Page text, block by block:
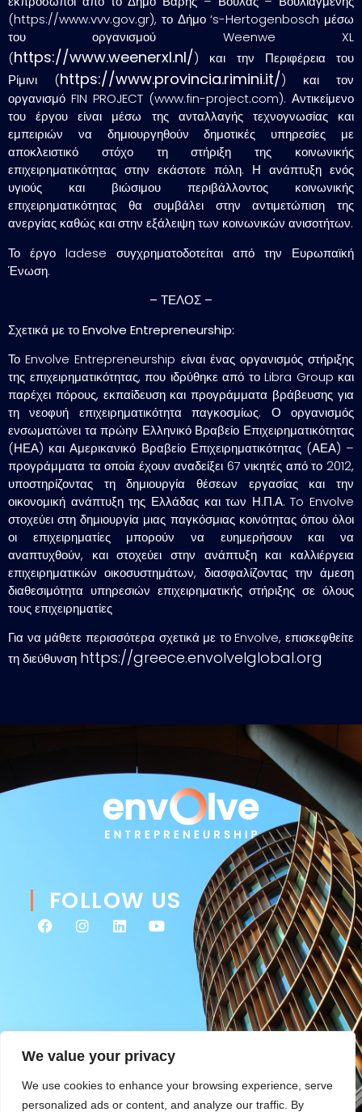
We value your privacy
We use cookies to enhance your browsing experience, serve
personalized ads or content, and analyze our traffic. By
(https://www.vvv.gov.gr), το Δήμο ‘s-Hertogenbosch μέσω
του οργανισμού Weenwe XL
(https://www.weenerxl.nl/) και την Περιφέρεια του
Ρίμινι (https://www.provincia.rimini.it/) και τον
οργανισμό FIN PROJECT (www.fin-project.com). Αντικείμενο
του έργου είναι μέσω της ανταλλαγής τεχνογνωσίας και
εμπειριών να δημιουργηθούν δημοτικές υπηρεσίες με
αποκλειστικό στόχο τη στήριξη της κοινωνικής
επιχειρηματικότητας στην εκάστοτε πόλη. Η ανάπτυξη ενός
υγιούς και βιώσιμου περιβάλλοντος κοινωνικής
επιχειρηματικότητας θα συμβάλει στην αντιμετώπιση της
ανεργίας καθώς και στην εξάλειψη των κοινωνικών ανισοτήτων.
Το έργο ladese συγχρηματοδοτείται από την Ευρωπαϊκή
Ένωση.
– ΤΕΛΟΣ –
Σχετικά με το Envolve Entrepreneurship:
Το Envolve Entrepreneurship είναι ένας οργανισμός στήριξης
της επιχειρηματικότητας, που ιδρύθηκε από το Libra Group και
παρέχει πόρους, εκπαίδευση και προγράμματα βράβευσης για
τη νεοφυή επιχειρηματικότητα παγκοσμίως. Ο οργανισμός
ενσωματώνει τα πρώην Ελληνικό Βραβείο Επιχειρηματικότητας
(ΗΕΑ) και Αμερικανικό Βραβείο Επιχειρηματικότητας (ΑΕΑ) –
προγράμματα τα οποία έχουν αναδείξει 67 νικητές από το 2012,
υποστηρίζοντας τη δημιουργία θέσεων εργασίας και την
οικονομική ανάπτυξη της Ελλάδας και των Η.Π.Α. To Envolve
στοχεύει στη δημιουργία μιας παγκόσμιας κοινότητας όπου όλοι
οι επιχειρηματίες μπορούν να ευημερήσουν και να
αναπτυχθούν, και στοχεύει στην ανάπτυξη και καλλιέργεια
επιχειρηματικών οικοσυστημάτων, διασφαλίζοντας την άμεση
διαθεσιμότητα υπηρεσιών επιχειρηματικής στήριξης σε όλους
τους επιχειρηματίες
Για να μάθετε περισσότερα σχετικά με το Envolve, επισκεφθείτε
τη διεύθυνση https://greece.envolvelglobal.org
FOLLOW US